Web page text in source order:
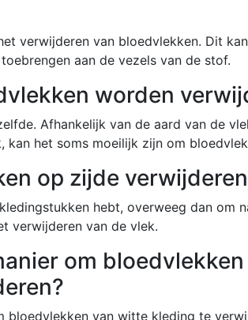
verwijderen van bloedvlekken. Dit
aan de vezels van de stof.
worden
Afhankelijk van de aard van de
kan het soms moeilijk zijn om
op zijde
hebt, overweeg dan om
verwijderen van de vlek.
om
bloedvlekken van witte kleding te